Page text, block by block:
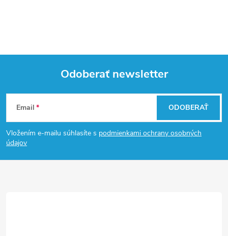
Z
á
p
Odoberať newsletter
Email
Vložením e-mailu súhlasíte s podmienkami ochrany osobných
údajov
ODOBERAŤ